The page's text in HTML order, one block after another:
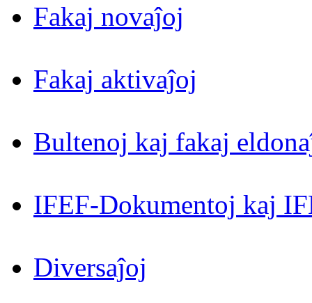
Fakaj novaĵoj
Fakaj aktivaĵoj
Bultenoj kaj fakaj
IFEF-Dokumentoj kaj
Diversaĵoj